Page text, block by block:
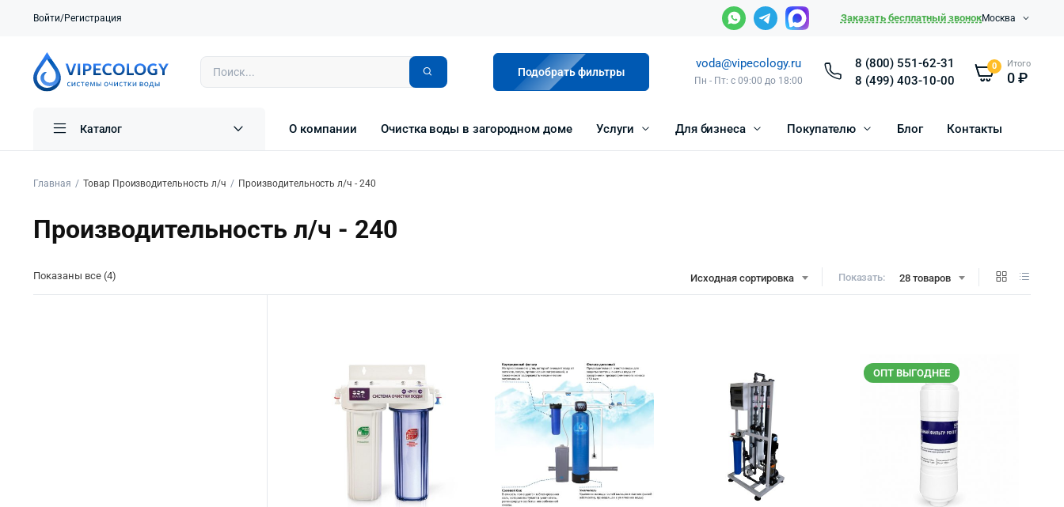
Войти/Регистрация Заказать бесплатный звонокМосква
Подобрать фильтры
voda@vipecology.ru
Пн - Пт: с 09:00 до 18:00
8 (800) 551-62-31
8 (499) 403-10-00
0 Итого
0₽
Каталог О компании Очистка воды в загородном доме Услуги Для бизнеса Покупателю Блог Контакты
Главная Товар Производительность л/ч Производительность л/ч - 240
Производительность л/ч - 240
Исходная сортировка Показать: 28 товаров
Показаны все (4)
ОПТ ВЫГОДНЕЕ